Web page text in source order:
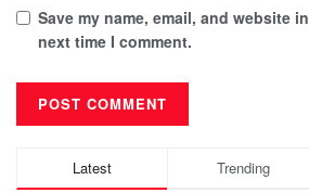
Save my name, email, and website
next time I comment.
Latest Trending